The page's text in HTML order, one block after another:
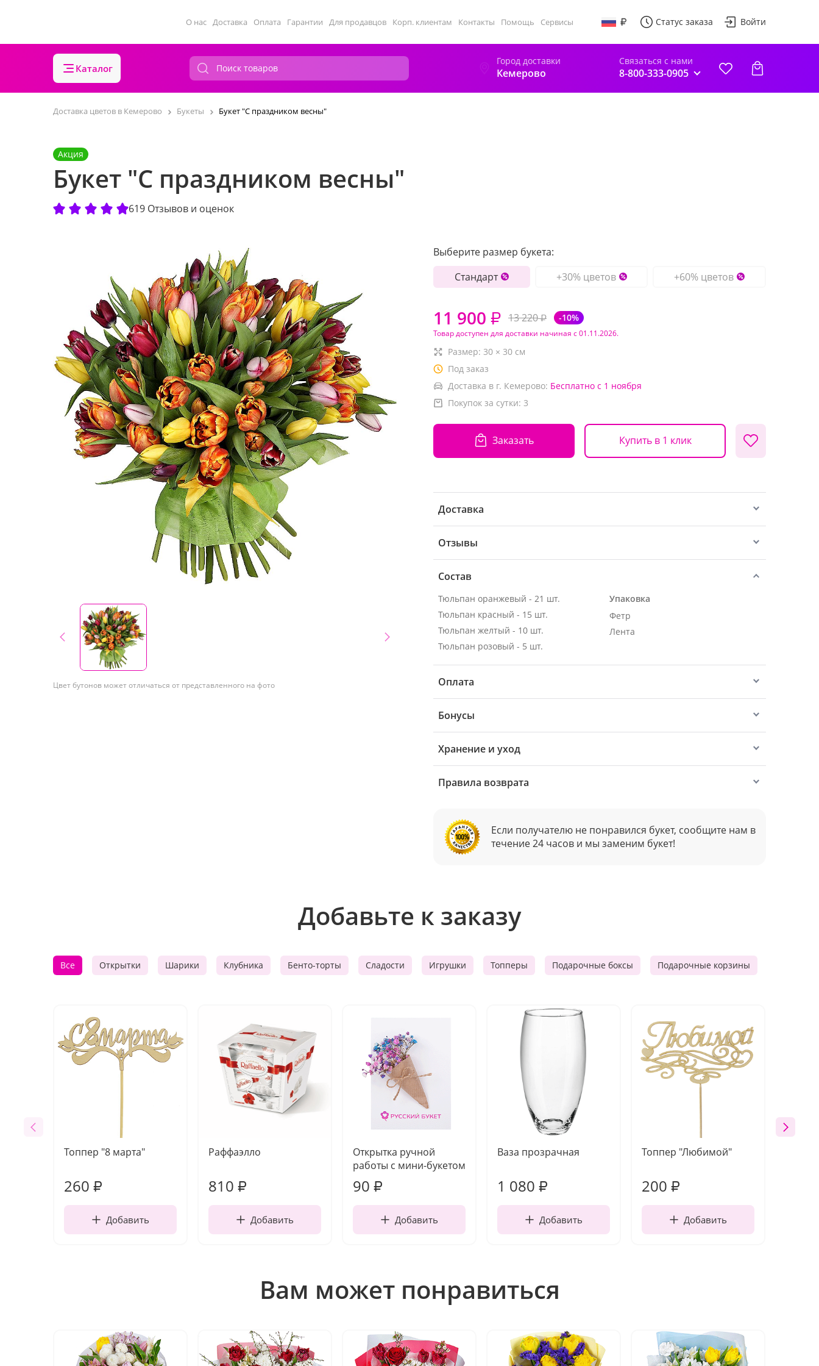
О нас Доставка Оплата Гарантии Для продавцов Корп. клиентам Контакты Помощь Сервисы Статус заказа Войти
Каталог
Город доставки
Кемерово
Связаться с нами
8-800-333-0905
Доставка цветов в Кемерово Букеты Букет "С праздником весны"
Акция
Букет "С праздником весны"
619 Отзывов и оценок
Цвет бутонов может отличаться от представленного на фото
Выберите размер букета:
Стандарт
+30% цветов +60% цветов
11 900 ₽ 13 220₽ -10%
Товар доступен для доставки начиная с 01.11.2026.
Размер: 30 × 30 см
Под заказ
Доставка в г. Кемерово: Бесплатно с 1 ноября
Покупок за сутки: 3
Заказать Купить в 1 клик
Доставка
Отзывы
Состав
Тюльпан оранжевый - 21 шт.
Тюльпан красный - 15 шт.
Тюльпан желтый - 10 шт.
Тюльпан розовый - 5 шт.
Упаковка
Фетр
Лента
Оплата
Бонусы
Хранение и уход
Правила возврата
Если получателю не понравился букет, сообщите нам в
течение 24 часов и мы заменим букет!
Добавьте к заказу
Все Открытки Шарики Клубника Бенто-торты Сладости Игрушки Топперы Подарочные боксы Подарочные корзины
Топпер "8 марта"
260 ₽
Добавить
Раффаэлло
810 ₽
Добавить
Открытка ручной
работы с мини-букетом
90 ₽
Добавить
Ваза прозрачная
1 080 ₽
Добавить
Топпер "Любимой"
200 ₽
Добавить
Вам может понравиться